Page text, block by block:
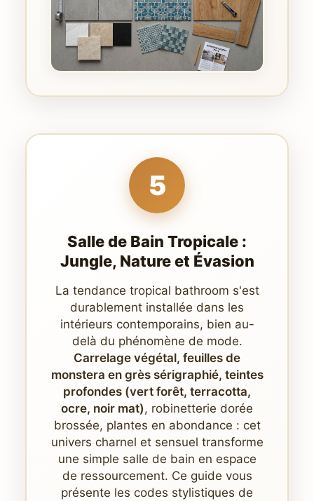
5
Salle de Bain Tropicale :
Jungle, Nature et Évasion
La tendance tropical bathroom s'est
durablement installée dans les
intérieurs contemporains, bien au-
delà du phénomène de mode.
Carrelage végétal, feuilles de
monstera en grès sérigraphié, teintes
profondes (vert forêt, terracotta,
ocre, noir mat), robinetterie dorée
brossée, plantes en abondance : cet
univers charnel et sensuel transforme
une simple salle de bain en espace
de ressourcement. Ce guide vous
présente les codes stylistiques de